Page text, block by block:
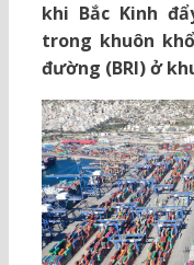
khi Bắc Kinh
trong khuôn
đường (BRI) ở